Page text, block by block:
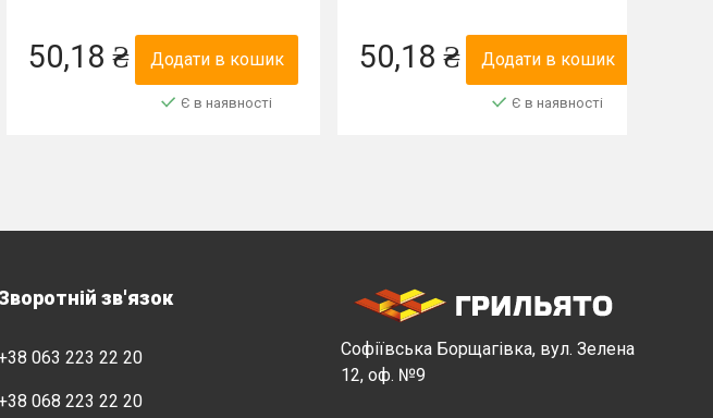
50,18 ₴ Додати в кошик
Є в наявності
50,18 ₴ Додати в кошик
Є в наявності
зв'язок
063 223 22 20
068 223 22 20
Софіївська Борщагівка, вул. Зелена
12, оф. №9